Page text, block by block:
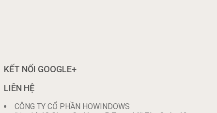
KẾT NỐI GOOGLE+
LIÊN HỆ
CÔNG TY CỔ PHẦN HOWINDOWS